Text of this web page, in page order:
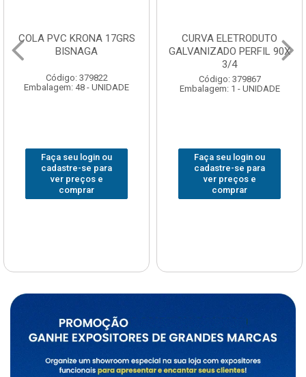
COLA PVC KRONA 17GRS
BISNAGA
Código: 379822
Embalagem: 48 - UNIDADE
Faça seu login ou
cadastre-se para
ver preços e
comprar
CURVA ELETRODUTO
GALVANIZADO PERFIL 90X
3/4
Código: 379867
Embalagem: 1 - UNIDADE
Faça seu login ou
cadastre-se para
ver preços e
comprar